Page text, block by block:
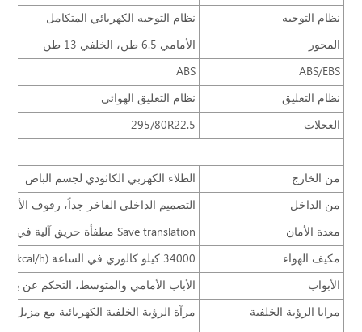
نظام التوجيه
نظام التوجيه الكهربائي المتكامل
المحور
الأمامي 6.5 طن، الخلفي 13 طن
ABS/EBS
ABS
نظام التعليق
نظام التعليق الهوائي
العجلات
295/80R22.5
من الخارج
الطلاء الكهربي الكاثودي لجسم الباص
من الداخل
التصميم الداخلي الفاخر جداً، رفوف
معدة الأمان
Save translation مطفأة حريق آلية في مقصورة المحرك، ونظام الإنذار بدرجة الحرارة في مقصورة المحرك
مكيف الهواء
34000 كيلو كالوري في الساعة (kcal/h)
الأبواب
الأباب الأمامي والمتوسط، التحكم عن بعد
مرايا الرؤية الخلفية
مرآة الرؤية الخلفية الكهربائية مع مزيل